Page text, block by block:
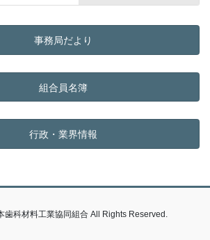
事務局だより
組合員名簿
行政・業界情報
歯科材料工業協同組合 All Rights Reserved.